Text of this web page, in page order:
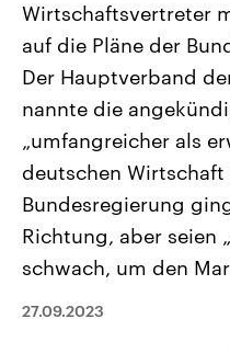
Landtagswahl Sachsen-
2026
Alle Informationen
Sachsen-Anhalt wählt am 6.
September 2026 einen
Landtag. Seit 2021 wird das
Bundesland von einer
CDU, SPD und FDP regiert.-
Umfragen, Prognosen,
Wahlprogramme, aktuelle
und Hintergründe zu den
und Kandidaten der
Wahl.
Sendungen
Audio-Archiv
Wirtschaftsvertreter
auf die Pläne der
Der Hauptverband
nannte die
„umfangreicher als
deutschen
Bundesregierung
Richtung, aber seien
schwach, um den
27.09.2023